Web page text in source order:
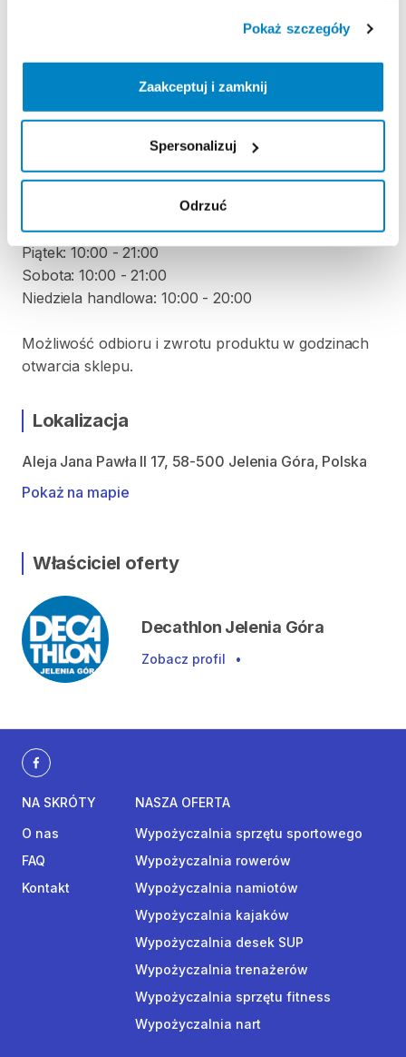
Pokaż szczegóły
Zaakceptuj i zamknij
Spersonalizuj
Odrzuć
produktu
ODBIÓR I ZWROT SPRZĘTU
Wtorek: 10:00 - 21:00
Czwartek: 10:00 - 21:00
Piątek: 10:00 - 21:00
Sobota: 10:00 - 21:00
Niedziela handlowa: 10:00 - 20:00
Możliwość odbioru i zwrotu produktu w godzinach
otwarcia sklepu.
Lokalizacja
Aleja Jana Pawła II 17, 58-500 Jelenia Góra, Polska
Pokaż na mapie
Właściciel oferty
Decathlon Jelenia Góra
Zobacz profil •
NA SKRÓTY
O nas
FAQ
Kontakt
NASZA OFERTA
Wypożyczalnia sprzętu sportowego
Wypożyczalnia rowerów
Wypożyczalnia namiotów
Wypożyczalnia kajaków
Wypożyczalnia desek SUP
Wypożyczalnia trenażerów
Wypożyczalnia sprzętu fitness
Wypożyczalnia nart